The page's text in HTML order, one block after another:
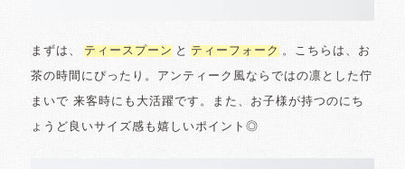
まずは、 ティースプーン と ティーフォーク 。こちらは、お
茶の時間にぴったり。アンティーク風ならではの凛とした佇
まいで 来客時にも大活躍です。また、お子様が持つのにち
ょうど良いサイズ感も嬉しいポイント◎